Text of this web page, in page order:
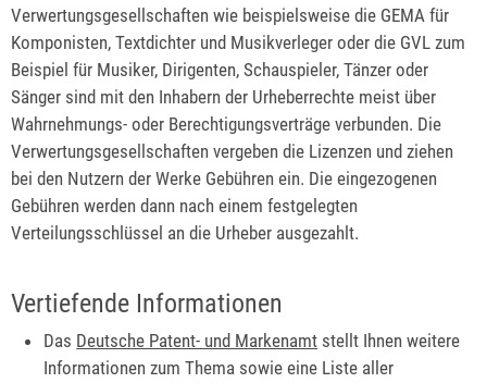
Verwertungsgesellschaften wie beispielsweise die GEMA für
Komponisten, Textdichter und Musikverleger oder die GVL zum
Beispiel für Musiker, Dirigenten, Schauspieler, Tänzer oder
Sänger sind mit den Inhabern der Urheberrechte meist über
Wahrnehmungs- oder Berechtigungsverträge verbunden. Die
Verwertungsgesellschaften vergeben die Lizenzen und ziehen
bei den Nutzern der Werke Gebühren ein. Die eingezogenen
Gebühren werden dann nach einem festgelegten
Verteilungsschlüssel an die Urheber ausgezahlt.
Vertiefende Informationen
Das Deutsche Patent- und Markenamt stellt Ihnen weitere
Informationen zum Thema sowie eine Liste aller